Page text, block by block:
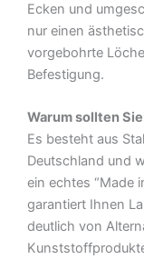
Ecken und
nur einen
vorgebohrte
Befestigung.
Warum sollten
Es besteht aus
Deutschland und
ein echtes “Made
garantiert Ihnen
deutlich von